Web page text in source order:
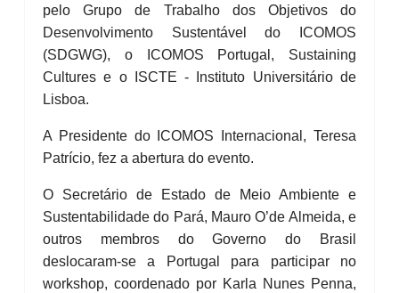
pelo Grupo de Trabalho dos Objetivos do
Desenvolvimento Sustentável do ICOMOS
(SDGWG), o ICOMOS Portugal, Sustaining
Cultures e o ISCTE - Instituto Universitário de
Lisboa.
A Presidente do ICOMOS Internacional, Teresa
Patrício, fez a abertura do evento.
O Secretário de Estado de Meio Ambiente e
Sustentabilidade do Pará, Mauro O’de Almeida, e
outros membros do Governo do Brasil
deslocaram-se a Portugal para participar no
workshop, coordenado por Karla Nunes Penna,